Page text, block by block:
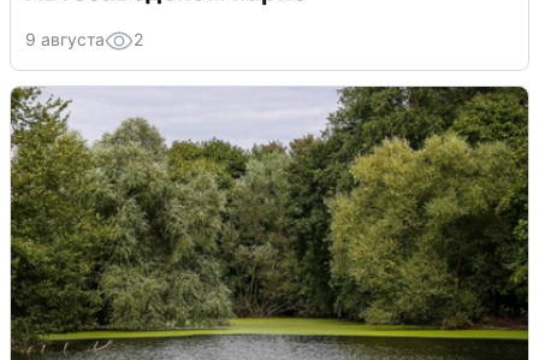
9 августа 2